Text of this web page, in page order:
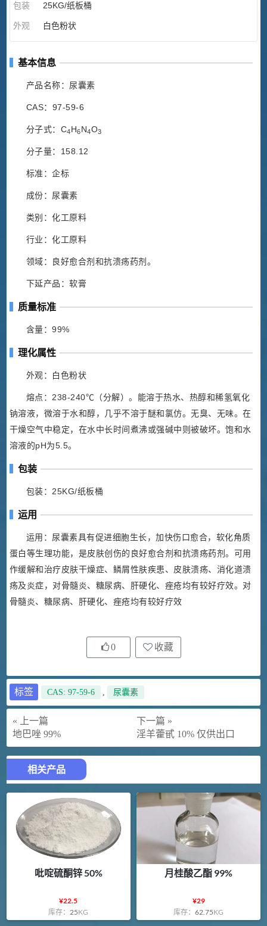
包装 25KG/纸板桶
外观 白色粉状
基本信息
产品名称：尿囊素
CAS：97-59-6
分子式：C4H6N4O3
分子量：158.12
标准：企标
成份：尿囊素
类别：化工原料
行业：化工原料
领域：良好愈合剂和抗溃疡药剂。
下延产品：软膏
质量标准
含量：99%
理化属性
外观：白色粉状
熔点：238-240℃（分解）。能溶于热水、热醇和稀氢氧化
钠溶液，微溶于水和醇，几乎不溶于醚和氯仿。无臭、无味。在
干燥空气中稳定，在水中长时间煮沸或强碱中则被破坏。饱和水
溶液的pH为5.5。
包装
包装：25KG/纸板桶
运用
运用：尿囊素具有促进细胞生长，加快伤口愈合，软化角质
蛋白等生理功能，是皮肤创伤的良好愈合剂和抗溃疡药剂。可用
作缓解和治疗皮肤干燥症、鳞屑性肤疾患、皮肤溃疡、消化道溃
疡及炎症，对骨髓炎、糖尿病、肝硬化、痤疮均有较好疗效。对
骨髓炎、糖尿病、肝硬化、痤疮均有较好疗效
0 收藏
标签 CAS: 97-59-6 , 尿囊素
« 上一篇
地巴唑 99%
下一篇 »
淫羊藿甙 10% 仅供出口
相关产品
吡啶硫酮锌 50%
¥22.5
库存：25KG
月桂酸乙酯 99%
¥29
库存：62.75KG